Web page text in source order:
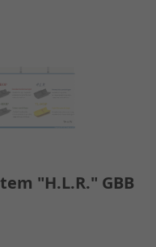
"H.L.R." GBB